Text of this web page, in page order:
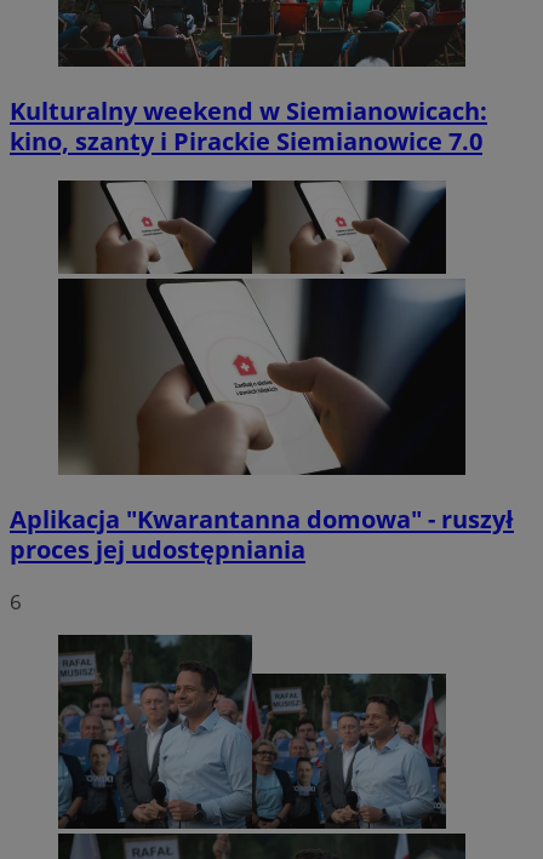
Kulturalny weekend w Siemianowicach:
kino, szanty i Pirackie Siemianowice 7.0
Aplikacja "Kwarantanna domowa" - ruszył
proces jej udostępniania
6